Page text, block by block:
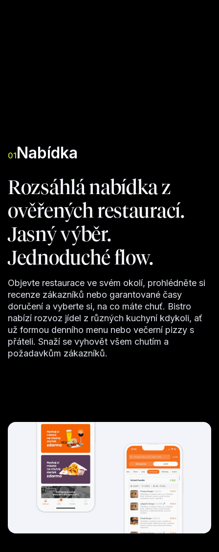
01Nabídka
Rozsáhlá nabídka z
ověřených restaurací.
Jasný výběr.
Jednoduché flow.
Objevte restaurace ve svém okolí, prohlédněte si
recenze zákazníků nebo garantované časy
doručení a vyberte si, na co máte chuť. Bistro
nabízí rozvoz jídel z různých kuchyní kdykoli, ať
už formou denního menu nebo večerní pizzy s
přáteli. Snaží se vyhovět všem chutím a
požadavkům zákazníků.